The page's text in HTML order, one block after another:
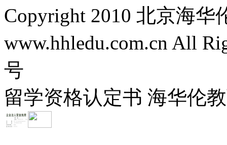
Copyright 2010 北京海
www.hhledu.com.cn All
号
留学资格认定书 海华伦